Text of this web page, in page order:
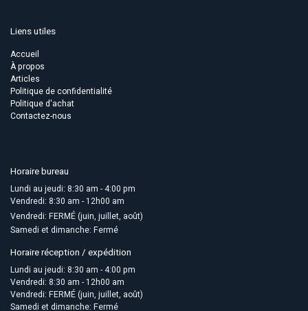
Liens utiles
Accueil
À propos
Articles
Politique de confidentialité
Politique d'achat
Contactez-nous
Horaire bureau
Lundi au jeudi: 8:30 am - 4:00 pm
Vendredi: 8:30 am - 12h00 am
Vendredi: FERMÉ (juin, juillet, août)
Samedi et dimanche: Fermé
Horaire réception / expédition
Lundi au jeudi: 8:30 am - 4:00 pm
Vendredi: 8:30 am - 12h00 am
Vendredi: FERMÉ (juin, juillet, août)
Samedi et dimanche: Fermé